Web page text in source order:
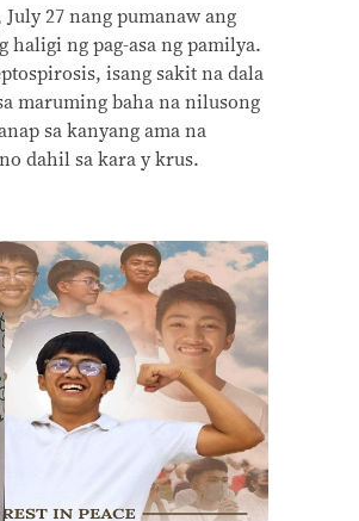
27 nang pumanaw ang
haligi ng pag-asa ng pamilya.
isang sakit na dala
maruming baha na nilusong
sa kanyang ama na
dahil sa kara y krus.